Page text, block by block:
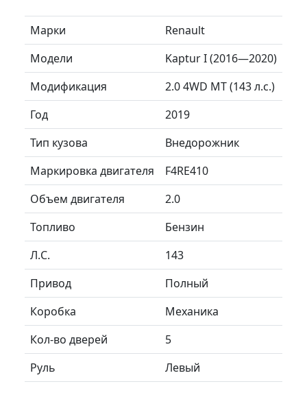
Марки
Renault
Модели
Kaptur I (2016—2020)
Модификация
2.0 4WD MT (143 л.с.)
Год
2019
Тип кузова
Внедорожник
Маркировка двигателя
F4RE410
Объем двигателя
2.0
Топливо
Бензин
Л.C.
143
Привод
Полный
Коробка
Механика
Кол-во дверей
5
Руль
Левый